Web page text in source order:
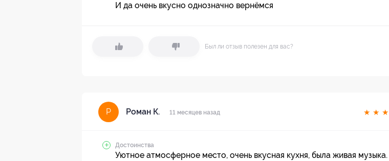
И да очень вкусно однозначно вернёмся
Был ли отзыв полезен для вас?
Р Роман К. 11 месяцев назад ★ ★ ★
Достоинства
Уютное атмосферное место, очень вкусная кухня, была живая музыка.